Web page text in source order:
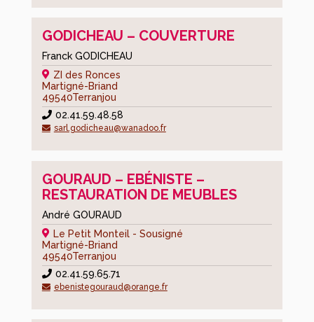
GODICHEAU – COUVERTURE
Franck GODICHEAU
ZI des Ronces
Martigné-Briand
49540Terranjou
02.41.59.48.58
sarl.godicheau@wanadoo.fr
GOURAUD – EBÉNISTE –
RESTAURATION DE MEUBLES
André GOURAUD
Le Petit Monteil - Sousigné
Martigné-Briand
49540Terranjou
02.41.59.65.71
ebenistegouraud@orange.fr